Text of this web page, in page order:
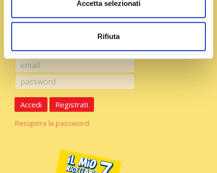
Accetta selezionati
Rifiuta
Accedi
Registrati
Recupera la password